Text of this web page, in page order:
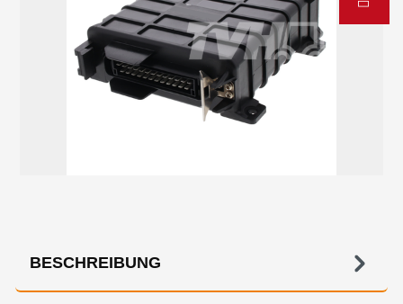
BESCHREIBUNG